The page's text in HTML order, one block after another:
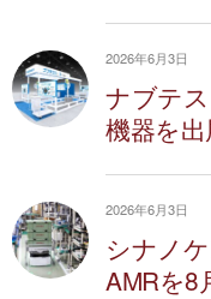
2026年6月3日
ナブテ
機器を出
2026年6月3日
シナノ
AMRを8